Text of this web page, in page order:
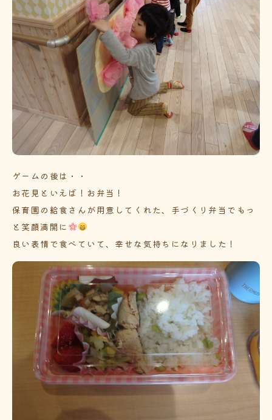
ゲームの後は・・
お花見といえば！お弁当！
保育園の給食さんが用意してくれた、手づくり弁当でもっ
と笑顔満開に
良い表情で食べていて、幸せな気持ちになりました！